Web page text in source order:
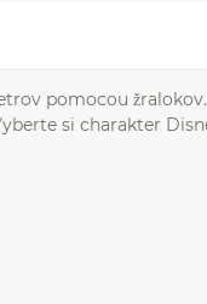
pomocou
si charakter